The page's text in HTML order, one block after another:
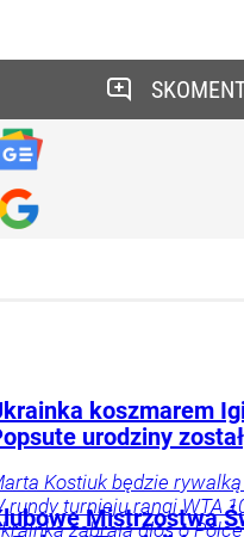
koszmarem
urodziny
Kostiuk będzie
rundy turnieju rangi WTA
zabrała głos o
Mistrzostwa